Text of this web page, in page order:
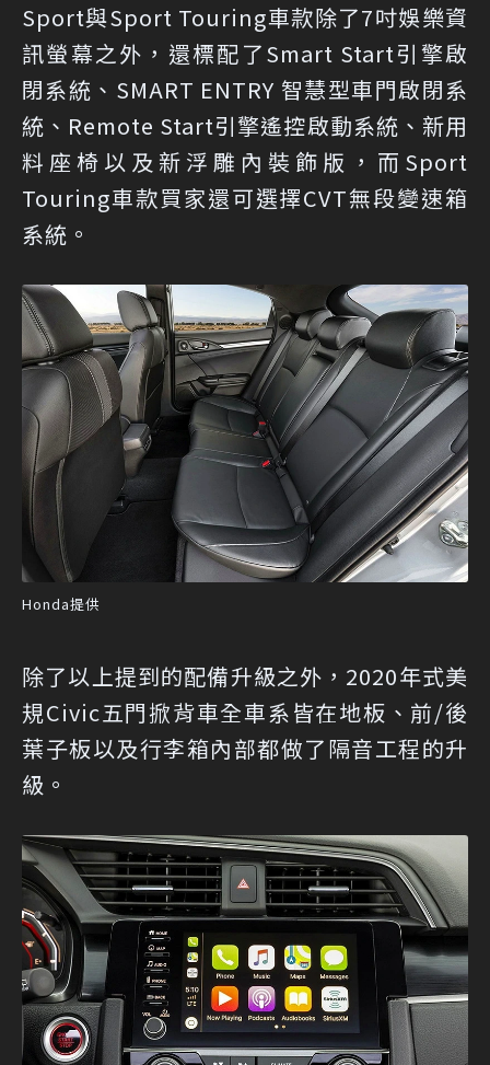
Sport與Sport Touring車款除了7吋娛樂資
訊螢幕之外，還標配了Smart Start引擎啟
閉系統、SMART ENTRY 智慧型車門啟閉系
統、Remote Start引擎遙控啟動系統、新用
料座椅以及新浮雕內裝飾版，而Sport
Touring車款買家還可選擇CVT無段變速箱
系統。
Honda提供
除了以上提到的配備升級之外，2020年式美
規Civic五門掀背車全車系皆在地板、前/後
葉子板以及行李箱內部都做了隔音工程的升
級。